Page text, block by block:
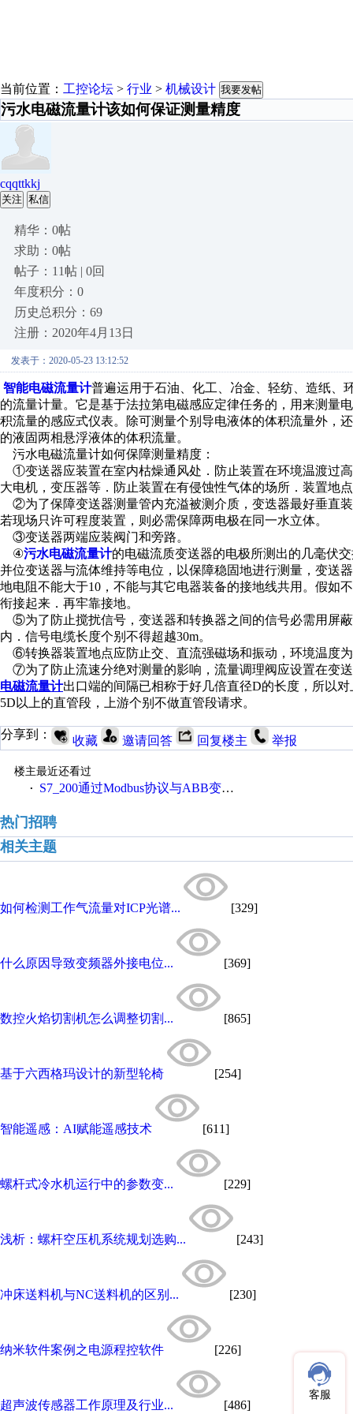
当前位置： 工控论坛 > 行业 > 机械设计 我要发帖
污水电磁流量计该如何保证测量精度
cqqttkkj
关注 私信
精华：0帖
求助：0帖
帖子：11帖 | 0回
年度积分：0
历史总积分：69
注册：2020年4月13日
发表于：2020-05-23 13:12:52
智能电磁流量计普遍运用于石油、化工、冶金、轻纺、造纸、
的流量计量。它是基于法拉第电磁感应定律任务的，用来测量
积流量的感应式仪表。除可测量个别导电液体的体积流量外，
的液固两相悬浮液体的体积流量。
污水电磁流量计如何保障测量精度：
①变送器应装置在室内枯燥通风处．防止装置在环境温渡过
大电机，变压器等．防止装置在有侵蚀性气体的场所．装置地
②为了保障变送器测量管内充溢被测介质，变迭器最好垂直
若现场只许可程度装置，则必需保障两电极在同一水立体。
③变送器两端应装阀门和旁路。
④污水电磁流量计的电磁流质变送器的电极所测出的几毫伏
并位变送器与流体维持等电位，以保障稳固地进行测量，变送
地电阻不能大于10，不能与其它电器装备的接地线共用。假如
衔接起来．再牢靠接地。
⑤为了防止搅扰信号，变送器和转换器之间的信号必需用屏
内．信号电缆长度个别不得超越30m。
⑥转换器装置地点应防止交、直流强磁场和振动，环境温度
⑦为了防止流速分绝对测量的影响，流量调理阀应设置在变
电磁流量计出口端的间隔已相称于好几倍直径D的长度，所以
5D以上的直管段，上游个别不做直管段请求。
分享到： 收藏 邀请回答 回复楼主 举报
楼主最近还看过
·
S7_200通过Modbus协议与ABB变频器ACS550通讯
热门招聘
相关主题
如何检测工作气流量对ICP光谱... [329]
什么原因导致变频器外接电位... [369]
数控火焰切割机怎么调整切割... [865]
基于六西格玛设计的新型轮椅 [254]
智能遥感：AI赋能遥感技术 [611]
螺杆式冷水机运行中的参数变... [229]
浅析：螺杆空压机系统规划选购... [243]
冲床送料机与NC送料机的区别... [230]
纳米软件案例之电源程控软件 [226]
超声波传感器工作原理及行业... [486]
客服